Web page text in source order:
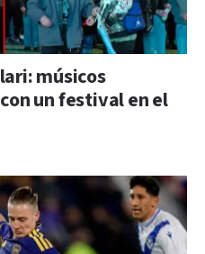
músicos
un festival en el